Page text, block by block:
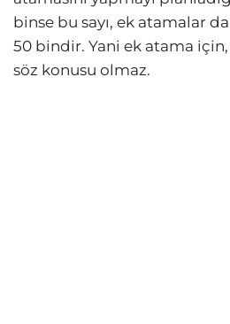
binse bu sayı, ek atamalar
50 bindir. Yani ek atama
söz konusu olmaz.